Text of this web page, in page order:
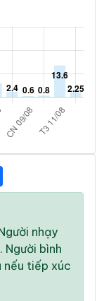
nhạy
bình
tiếp xúc